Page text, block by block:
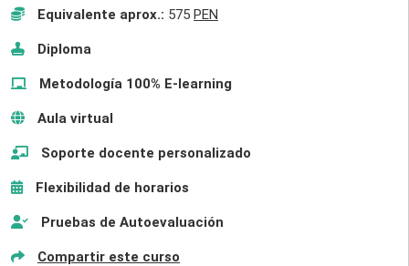
Equivalente aprox.: 575 PEN
Diploma
Metodología 100% E-learning
Aula virtual
Soporte docente personalizado
Flexibilidad de horarios
Pruebas de Autoevaluación
Compartir este curso